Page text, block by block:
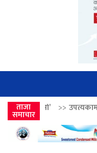
ताजा
समाचार
उपत्यकामा श्रृंखलाबद्ध सिक्री